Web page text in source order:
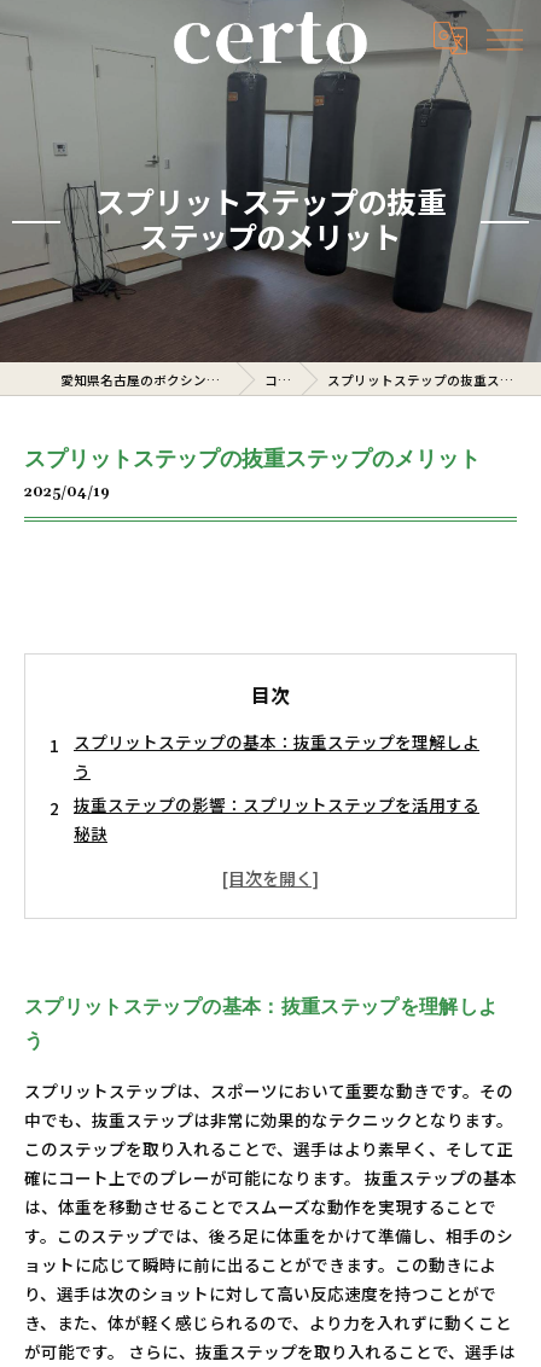
スプリットステップの抜重
ステップのメリット
愛知県名古屋のボクシングジムならcerto コラム スプリットステップの抜重ステップのメリット
スプリットステップの抜重ステップのメリット
2025/04/19
目次
スプリットステップの基本：抜重ステップを理解しよ
う
抜重ステップの影響：スプリットステップを活用する
秘訣
スプリットステップと抜重ステップの相乗効果とは？
未来のスポーツ：スプリットステップであなたも勝者
スプリットステップの基本：抜重ステップを理解しよ
う
スプリットステップは、スポーツにおいて重要な動きです。その
中でも、抜重ステップは非常に効果的なテクニックとなります。
このステップを取り入れることで、選手はより素早く、そして正
確にコート上でのプレーが可能になります。 抜重ステップの基本
は、体重を移動させることでスムーズな動作を実現することで
す。このステップでは、後ろ足に体重をかけて準備し、相手のシ
ョットに応じて瞬時に前に出ることができます。この動きによ
り、選手は次のショットに対して高い反応速度を持つことがで
き、また、体が軽く感じられるので、より力を入れずに動くこと
が可能です。 さらに、抜重ステップを取り入れることで、選手は